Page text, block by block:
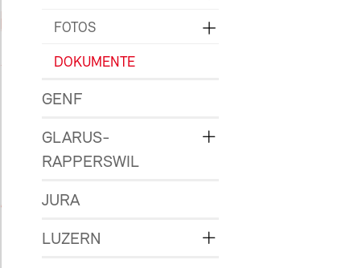
FOTOS
DOKUMENTE
GENF
GLARUS-
RAPPERSWIL
JURA
LUZERN